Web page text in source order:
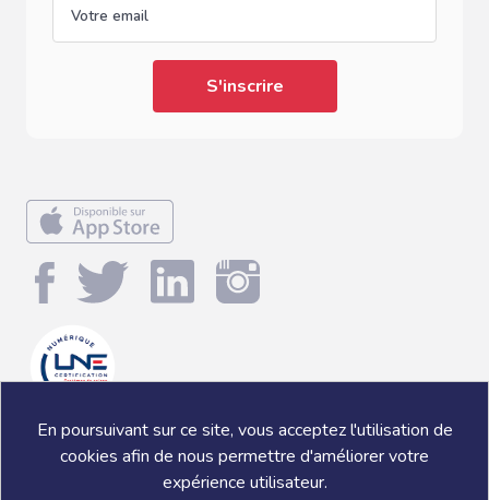
En poursuivant sur ce site, vous acceptez l'utilisation de
cookies afin de nous permettre d'améliorer votre
expérience utilisateur.